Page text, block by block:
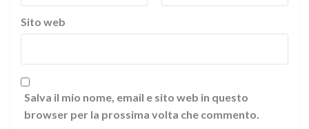
Sito web
Salva il mio nome, email e sito web in questo
browser per la prossima volta che commento.